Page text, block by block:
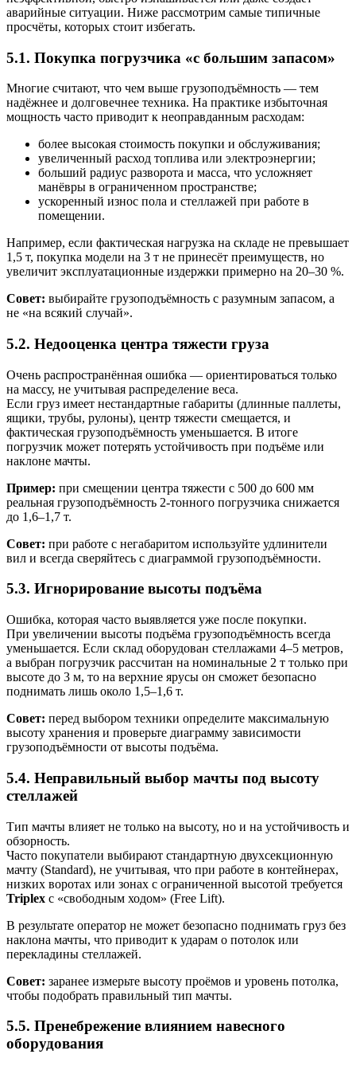
аварийные ситуации. Ниже рассмотрим самые типичные
просчёты, которых стоит избегать.
5.1. Покупка погрузчика «с большим запасом»
Многие считают, что чем выше грузоподъёмность — тем
надёжнее и долговечнее техника. На практике избыточная
мощность часто приводит к неоправданным расходам:
более высокая стоимость покупки и обслуживания;
увеличенный расход топлива или электроэнергии;
больший радиус разворота и масса, что усложняет
манёвры в ограниченном пространстве;
ускоренный износ пола и стеллажей при работе в
помещении.
Например, если фактическая нагрузка на складе не превышает
1,5 т, покупка модели на 3 т не принесёт преимуществ, но
увеличит эксплуатационные издержки примерно на 20–30 %.
Совет: выбирайте грузоподъёмность с разумным запасом, а
не «на всякий случай».
5.2. Недооценка центра тяжести груза
Очень распространённая ошибка — ориентироваться только
на массу, не учитывая распределение веса.
Если груз имеет нестандартные габариты (длинные паллеты,
ящики, трубы, рулоны), центр тяжести смещается, и
фактическая грузоподъёмность уменьшается. В итоге
погрузчик может потерять устойчивость при подъёме или
наклоне мачты.
Пример: при смещении центра тяжести с 500 до 600 мм
реальная грузоподъёмность 2-тонного погрузчика снижается
до 1,6–1,7 т.
Совет: при работе с негабаритом используйте удлинители
вил и всегда сверяйтесь с диаграммой грузоподъёмности.
5.3. Игнорирование высоты подъёма
Ошибка, которая часто выявляется уже после покупки.
При увеличении высоты подъёма грузоподъёмность всегда
уменьшается. Если склад оборудован стеллажами 4–5 метров,
а выбран погрузчик рассчитан на номинальные 2 т только при
высоте до 3 м, то на верхние ярусы он сможет безопасно
поднимать лишь около 1,5–1,6 т.
Совет: перед выбором техники определите максимальную
высоту хранения и проверьте диаграмму зависимости
грузоподъёмности от высоты подъёма.
5.4. Неправильный выбор мачты под высоту
стеллажей
Тип мачты влияет не только на высоту, но и на устойчивость и
обзорность.
Часто покупатели выбирают стандартную двухсекционную
мачту (Standard), не учитывая, что при работе в контейнерах,
низких воротах или зонах с ограниченной высотой требуется
Triplex с «свободным ходом» (Free Lift).
В результате оператор не может безопасно поднимать груз без
наклона мачты, что приводит к ударам о потолок или
перекладины стеллажей.
Совет: заранее измерьте высоту проёмов и уровень потолка,
чтобы подобрать правильный тип мачты.
5.5. Пренебрежение влиянием навесного
оборудования